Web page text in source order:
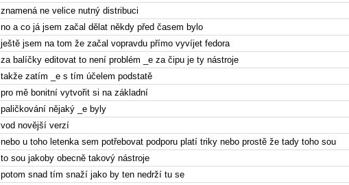
znamená ne velice nutný distribuci
no a co já jsem začal dělat někdy před časem bylo
ještě jsem na tom že začal vopravdu přímo vyvíjet fedora
za balíčky editovat to není problém _e za čipu je ty nástroje
takže zatím _e s tím účelem podstatě
pro mě bonitní vytvořit si na základní
paličkování nějaký _e byly
vod novější verzí
nebo u toho letenka sem potřebovat podporu platí triky nebo prostě že tady toho sou
to sou jakoby obecně takový nástroje
potom snad tím snaží jako by ten nedrží tu se